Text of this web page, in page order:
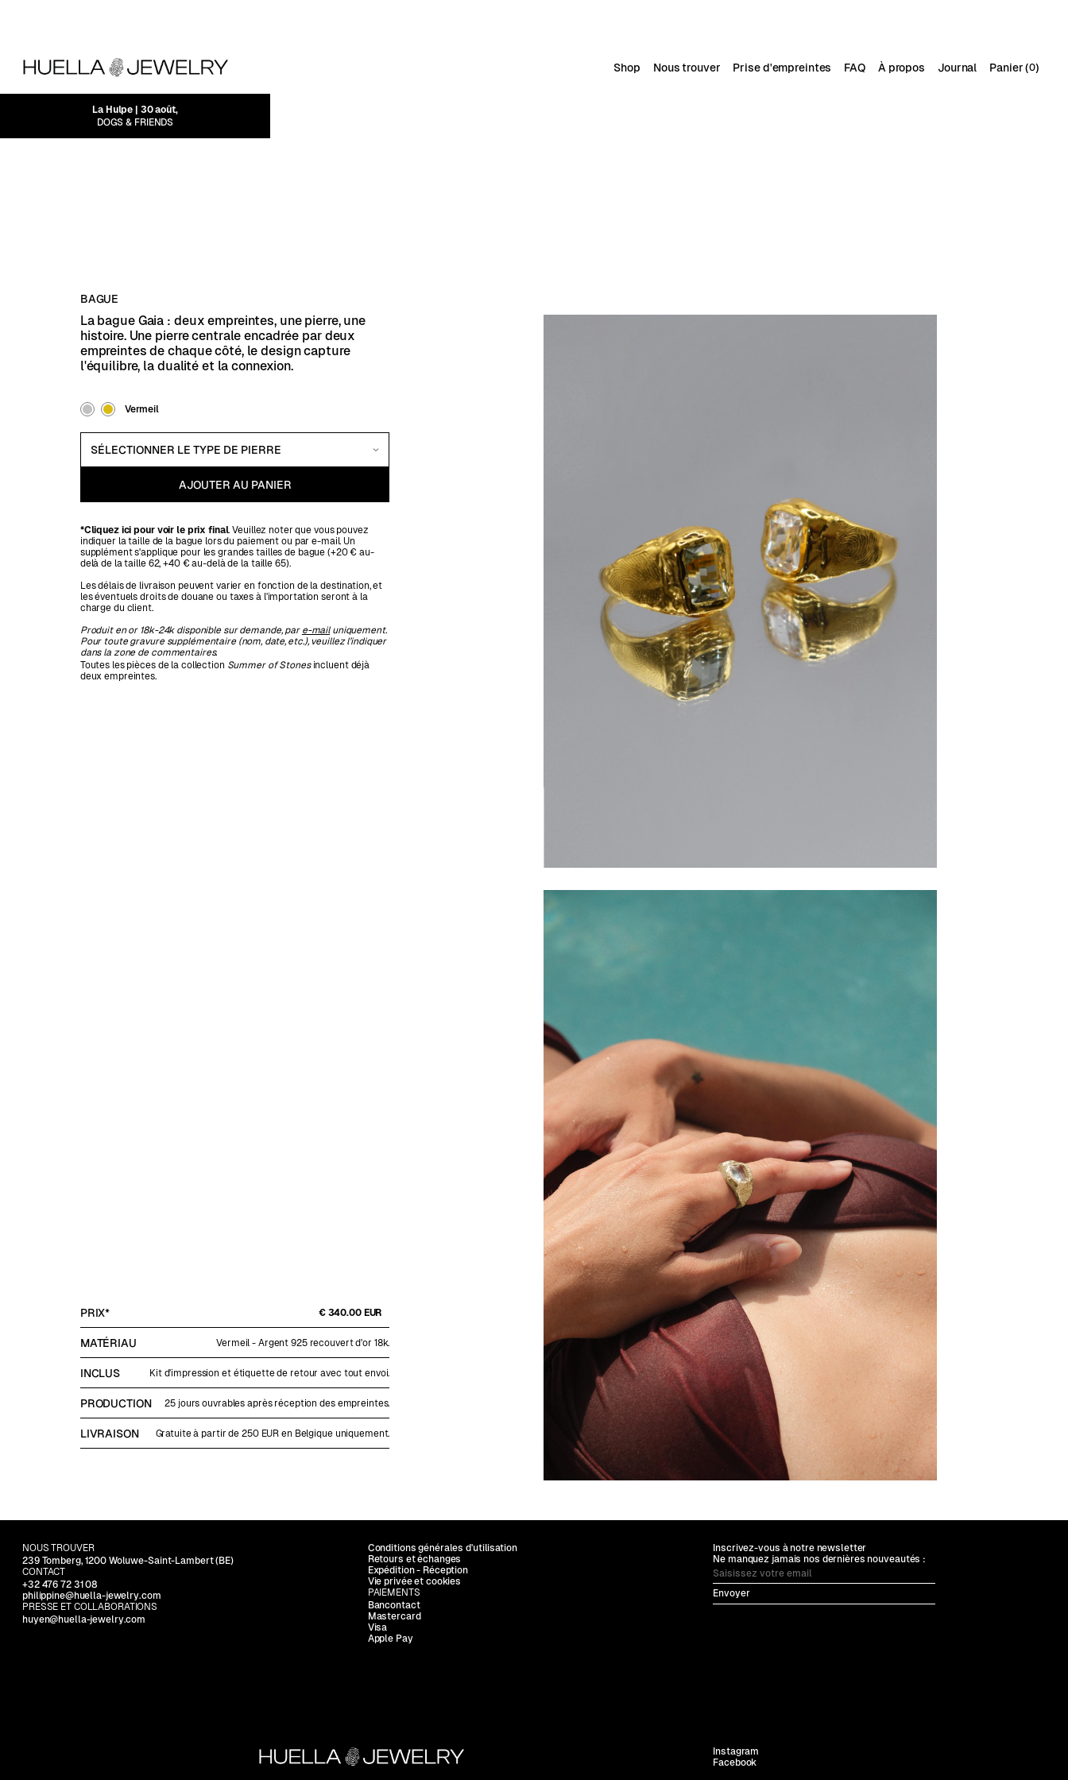
Shop Nous trouver Prise d'empreintes FAQ À propos Journal Panier (0)
La Hulpe | 30 août,
DOGS & FRIENDS
BAGUE
La bague Gaia : deux empreintes, une pierre, une
histoire. Une pierre centrale encadrée par deux
empreintes de chaque côté, le design capture
l'équilibre, la dualité et la connexion.
Vermeil
*Cliquez ici pour voir le prix final. Veuillez noter que vous pouvez
indiquer la taille de la bague lors du paiement ou par e-mail. Un
supplément s'applique pour les grandes tailles de bague (+20 € au-
delà de la taille 62, +40 € au-delà de la taille 65).
Les délais de livraison peuvent varier en fonction de la destination, et
les éventuels droits de douane ou taxes à l'importation seront à la
charge du client.
Produit en or 18k-24k disponible sur demande, par e-mailuniquement.
Pour toute gravure supplémentaire (nom, date, etc.), veuillez l’indiquer
dans la zone de commentaires.
Toutes les pièces de la collection Summer of Stonesincluent déjà
deux empreintes.
PRIX* € 340.00 EUR
MATÉRIAU Vermeil - Argent 925 recouvert d'or 18k.
INCLUS Kit d'impression et étiquette de retour avec tout envoi.
PRODUCTION 25 jours ouvrables après réception des empreintes.
LIVRAISON Gratuite à partir de 250 EUR en Belgique uniquement.
NOUS TROUVER
239 Tomberg, 1200 Woluwe-Saint-Lambert (BE)
CONTACT
+32 476 72 31 08
philippine@huella-jewelry.com
PRESSE ET COLLABORATIONS
huyen@huella-jewelry.com
Conditions générales d'utilisation
Retours et échanges
Expédition - Réception
Vie privée et cookies
PAIEMENTS
Bancontact
Mastercard
Visa
Apple Pay
Inscrivez-vous à notre newsletter
Ne manquez jamais nos dernières nouveautés :
Instagram
Facebook